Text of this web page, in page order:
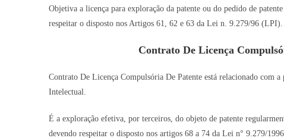
Objetiva a licença para exploração da patente ou do pedido de
respeitar o disposto nos Artigos 61, 62 e 63 da Lei n. 9.279/96 (LPI).
Contrato De Licença
Contrato De Licença Compulsória De Patente está relacionado com
Intelectual.
É a exploração efetiva, por terceiros, do objeto de patente
devendo respeitar o disposto nos artigos 68 a 74 da Lei n° 9.279/